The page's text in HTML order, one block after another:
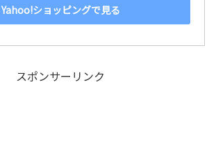
Yahoo!ショッピングで見る
スポンサーリンク